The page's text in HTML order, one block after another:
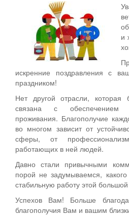
и
искренние поздравления с
праздником!
Нет другой отрасли,
связана с обеспечением
проживания. Благополучие
во многом зависит от
сферы, от
работающих в ней людей.
Давно стали привычными
порой не задумываемся, какого
стабильную работу этой
Успехов Вам! Больше
благополучия Вам и вашим